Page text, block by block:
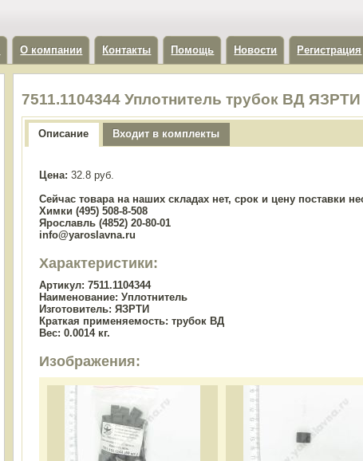
О компании Контакты Помощь Новости Регистрация
7511.1104344 Уплотнитель трубок ВД ЯЗРТИ
Описание Входит в комплекты
Цена: 32.8 руб.
Сейчас товара на наших складах нет, срок и цену поставки
Химки (495) 508-8-508
Ярославль (4852) 20-80-01
info@yaroslavna.ru
Характеристики:
Артикул: 7511.1104344
Наименование: Уплотнитель
Изготовитель: ЯЗРТИ
Краткая применяемость: трубок ВД
Вес: 0.0014 кг.
Изображения: